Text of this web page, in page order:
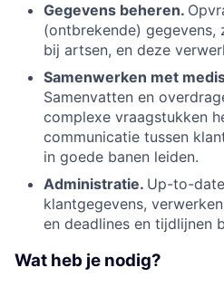
Gegevens beheren.
(ontbrekende) gegevens,
bij artsen, en deze
Samenwerken met
Samenvatten en
complexe vraagstukken
communicatie tussen
in goede banen leiden.
Administratie. Up-to-
klantgegevens,
en deadlines en tijdlijnen
Wat heb je nodig?